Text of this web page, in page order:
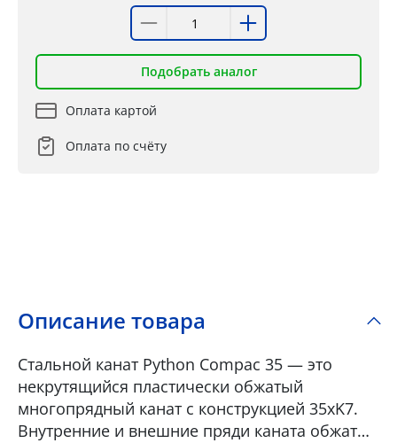
Подобрать аналог
Оплата картой
Оплата по счёту
Описание товара
Стальной канат Python Compac 35 — это
некрутящийся пластически обжатый
многопрядный канат с конструкцией 35xK7.
Внутренние и внешние пряди каната обжаты